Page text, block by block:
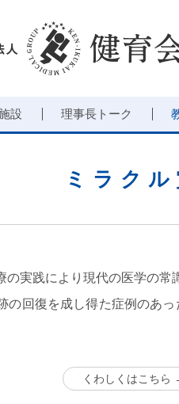
設 理事長トーク
ミラクル
の実践により現代の医学の
の回復を成し得た症例のあ
くわしくはこちら